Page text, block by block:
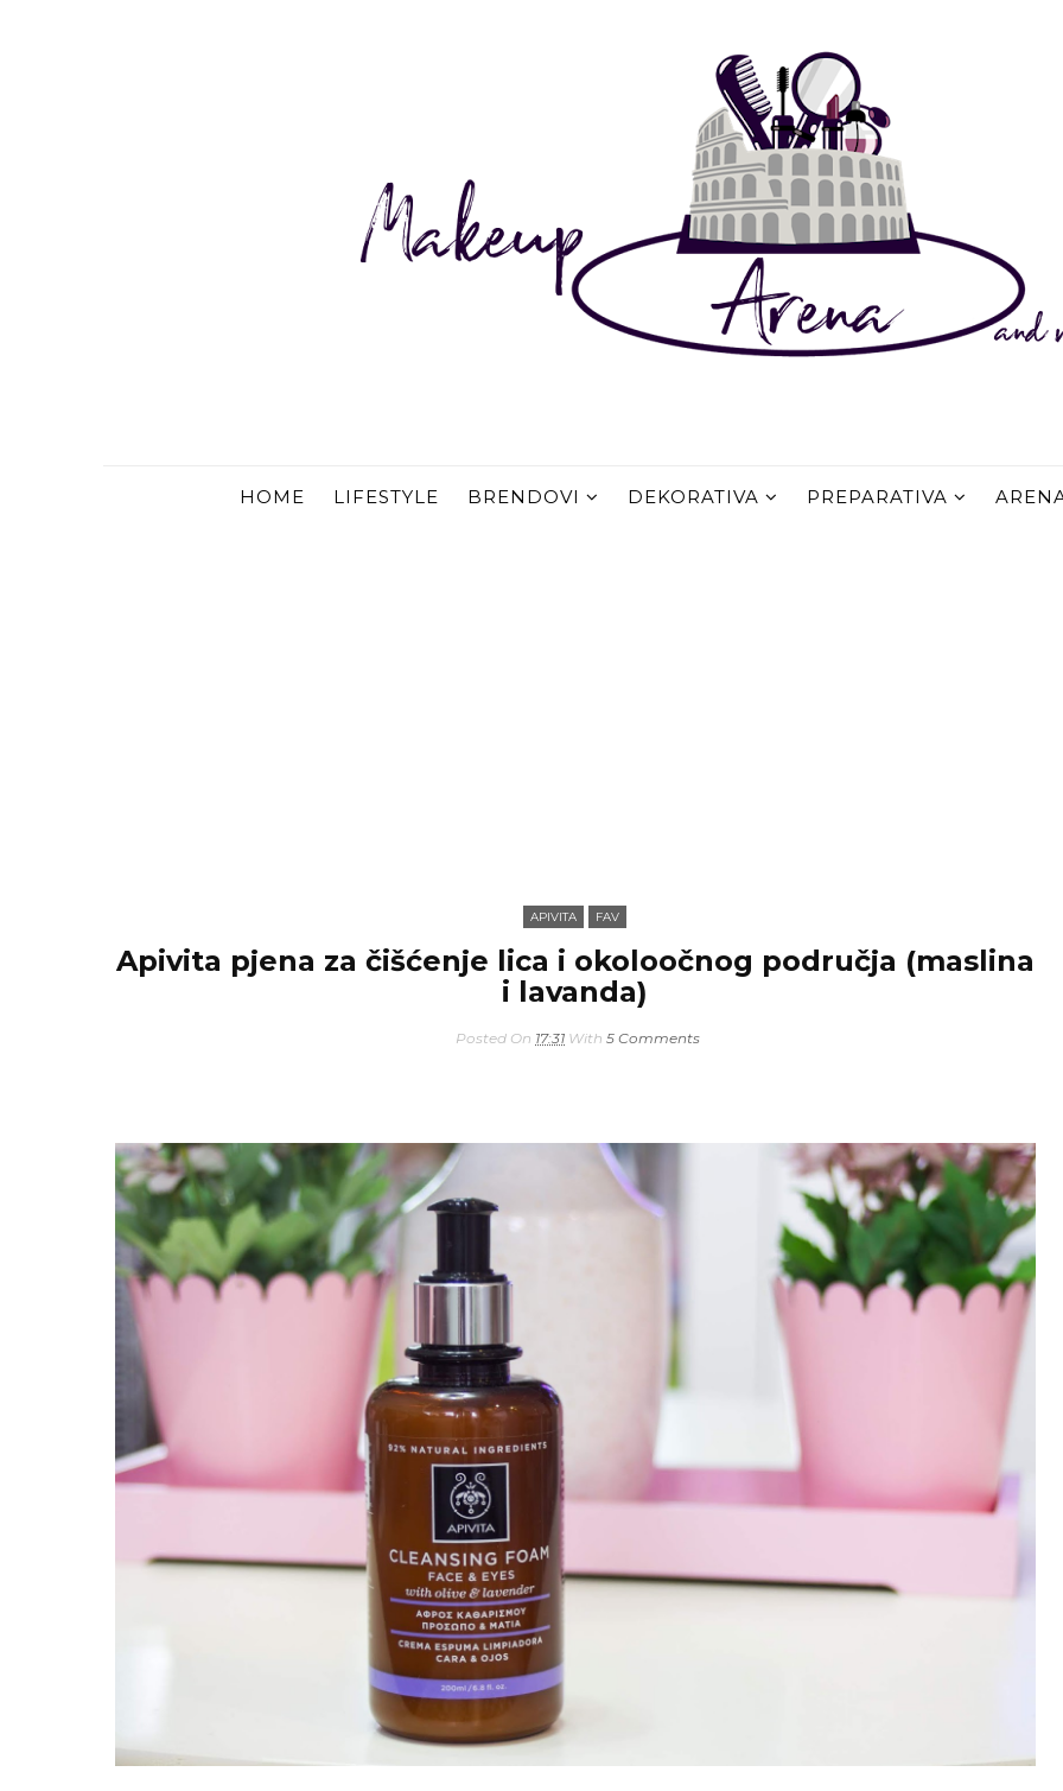
HOME LIFESTYLE BRENDOVI DEKORATIVA PREPARATIVA
APIVITA FAV
Apivita pjena za čišćenje lica i okoloočnog područja (maslina
i lavanda)
Posted On 17:31 With 5 Comments